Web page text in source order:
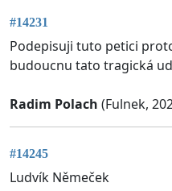
#14231
Podepisuji tuto petici
budoucnu tato tragická
Radim Polach (Fulnek,
#14245
Ludvík Němeček